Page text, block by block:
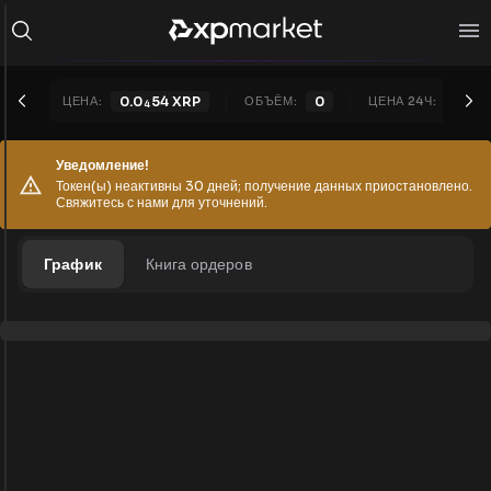
ЦЕНА: 0.0454 XRP ОБЪЁМ: 0 ЦЕНА 24Ч: 0.0
Уведомление!
Токен(ы) неактивны 30 дней; получение данных приостановлено.
Свяжитесь с нами для уточнений.
График Книга ордеров